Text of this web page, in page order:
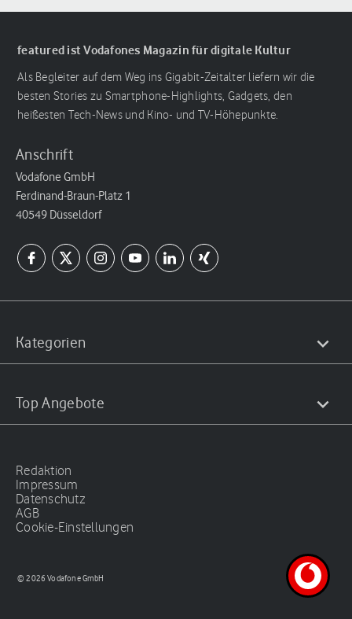
featured ist Vodafones Magazin für digitale Kultur
Als Begleiter auf dem Weg ins Gigabit-Zeitalter liefern wir die
besten Stories zu Smartphone-Highlights, Gadgets, den
heißesten Tech-News und Kino- und TV-Höhepunkte.
Anschrift
Vodafone GmbH
Ferdinand-Braun-Platz 1
40549 Düsseldorf
Kategorien
Top Angebote
Redaktion
Impressum
Datenschutz
AGB
Cookie-Einstellungen
© 2026 Vodafone GmbH